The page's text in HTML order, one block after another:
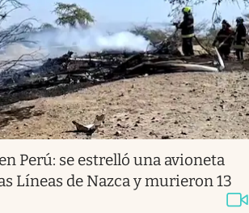
Perú: se estrelló una avioneta
Líneas de Nazca y murieron 13